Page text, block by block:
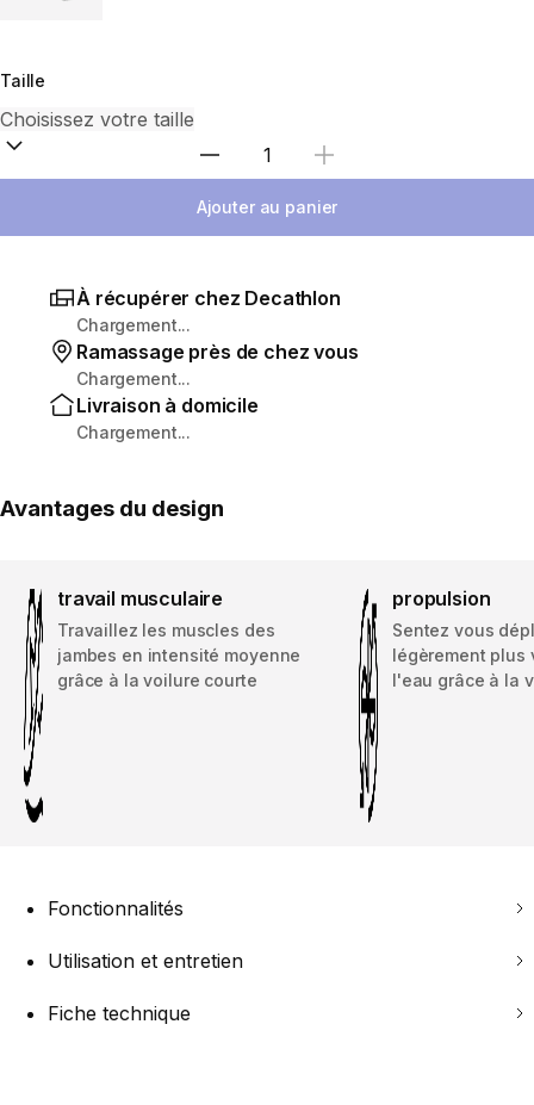
Taille
Sélectionnez la quantité
Ajouter au panier
À récupérer chez Decathlon
Chargement...
Ramassage près de chez vous
Chargement...
Livraison à domicile
Chargement...
Avantages du design
travail musculaire
Travaillez les muscles des
jambes en intensité moyenne
grâce à la voilure courte
propulsion
Sentez vous
légèrement plus
l'eau grâce à la
Fonctionnalités
Utilisation et entretien
Fiche technique